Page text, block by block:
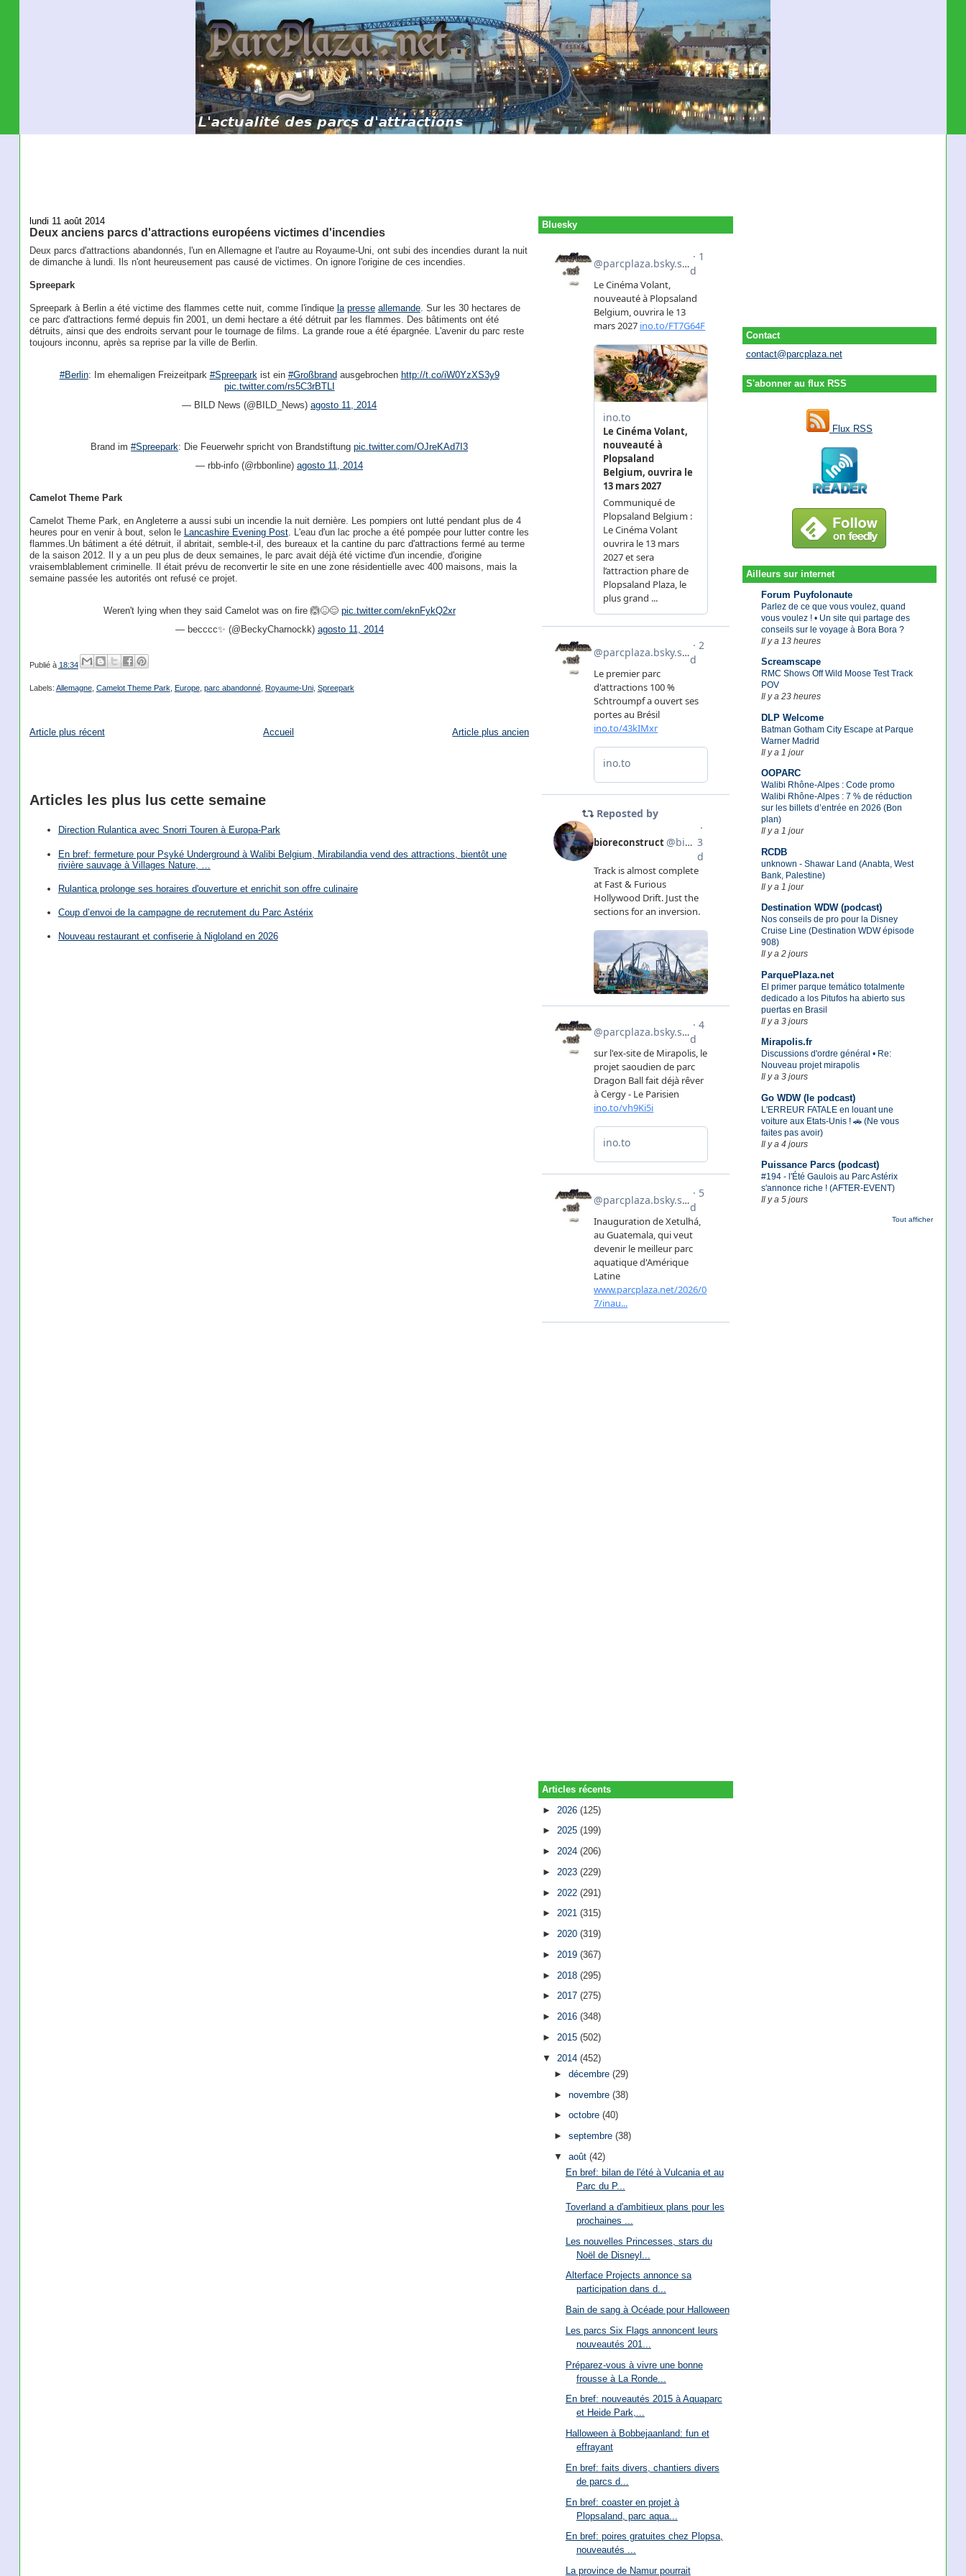
Contact
contact@parcplaza.net
S'abonner au flux RSS
Flux RSS
Ailleurs sur internet
Forum Puyfolonaute
Parlez de ce que vous voulez, quand
vous voulez ! • Un site qui partage des
conseils sur le voyage à Bora Bora ?
Il y a 13 heures
Screamscape
RMC Shows Off Wild Moose Test Track
POV
Il y a 23 heures
DLP Welcome
Batman Gotham City Escape at Parque
Warner Madrid
Il y a 1 jour
OOPARC
Walibi Rhône-Alpes : Code promo
Walibi Rhône-Alpes : 7 % de réduction
sur les billets d’entrée en 2026 (Bon
plan)
Il y a 1 jour
RCDB
unknown - Shawar Land (Anabta, West
Bank, Palestine)
Il y a 1 jour
Destination WDW (podcast)
Nos conseils de pro pour la Disney
Cruise Line (Destination WDW épisode
908)
Il y a 2 jours
ParquePlaza.net
El primer parque temático totalmente
dedicado a los Pitufos ha abierto sus
puertas en Brasil
Il y a 3 jours
Mirapolis.fr
Discussions d'ordre général • Re:
Nouveau projet mirapolis
Il y a 3 jours
Go WDW (le podcast)
L'ERREUR FATALE en louant une
voiture aux Etats-Unis ! 🚗 (Ne vous
faites pas avoir)
Il y a 4 jours
Puissance Parcs (podcast)
#194 - l'Été Gaulois au Parc Astérix
s'annonce riche ! (AFTER-EVENT)
Il y a 5 jours
Tout afficher
lundi 11 août 2014
Deux anciens parcs d'attractions européens victimes d'incendies
Deux parcs d'attractions abandonnés, l'un en Allemagne et l'autre au Royaume-Uni, ont subi des incendies durant la nuit
de dimanche à lundi. Ils n'ont heureusement pas causé de victimes. On ignore l'origine de ces incendies.
Spreepark
Spreepark à Berlin a été victime des flammes cette nuit, comme l'indique la presse allemande. Sur les 30 hectares de
ce parc d'attractions fermé depuis fin 2001, un demi hectare a été détruit par les flammes. Des bâtiments ont été
détruits, ainsi que des endroits servant pour le tournage de films. La grande roue a été épargnée. L'avenir du parc reste
toujours inconnu, après sa reprise par la ville de Berlin.
#Berlin: Im ehemaligen Freizeitpark #Spreeparkist ein #Großbrand ausgebrochen http://t.co/iW0YzXS3y9
pic.twitter.com/rs5C3rBTLI
— BILD News (@BILD_News)agosto 11, 2014
Brand im#Spreepark: Die Feuerwehr spricht von Brandstiftungpic.twitter.com/OJreKAd7I3
— rbb-info (@rbbonline)agosto 11, 2014
Camelot Theme Park
Camelot Theme Park, en Angleterre a aussi subi un incendie la nuit dernière. Les pompiers ont lutté pendant plus de 4
heures pour en venir à bout, selon le
Lancashire Evening Post. L'eau d'un lac proche a été pompée pour lutter contre les
flammes.Un bátiment a été détruit, il abritait, semble-t-il, des bureaux et la cantine du parc d'attractions fermé au terme
de la saison 2012. Il y a un peu plus de deux semaines, le parc avait déjà été victime d'un incendie, d'origine
vraisemblablement criminelle. Il était prévu de reconvertir le site en une zone résidentielle avec 400 maisons, mais la
semaine passée les autorités ont refusé ce projet.
Weren't lying when they said Camelot was on fire 🙆😖😌 pic.twitter.com/eknFykQ2xr
— becccc✨ (@BeckyCharnockk) agosto 11, 2014
Publié à 18:34
Labels: Allemagne, Camelot Theme Park Europe, parc abandonné, Royaume-Uni, Spreepark
Article plus récent Article plus ancien
Accueil
Articles les plus lus cette semaine
Direction Rulantica avec Snorri Touren à Europa-Park
En bref: fermeture pour Psyké Underground à Walibi Belgium, Mirabilandia vend des attractions, bientôt une
rivière sauvage à Villages Nature, …
Rulantica prolonge ses horaires d'ouverture et enrichit son offre culinaire
Coup d’envoi de la campagne de recrutement du Parc Astérix
Nouveau restaurant et confiserie à Nigloland en 2026
Bluesky
Articles récents
► 2026(125)
►2025(199)
►2024(206)
► 2023(229)
► 2022(291)
►2021(315)
►2020(319)
► 2019(367)
► 2018(295)
►2017(275)
►2016(348)
► 2015(502)
▼ 2014(452)
► décembre (29)
► novembre (38)
► octobre (40)
► septembre (38)
▼ août (42)
En bref: bilan de l'été à Vulcania et au
Parc du P...
Toverland a d'ambitieux plans pour les
prochaines ...
Les nouvelles Princesses, stars du
Noël de Disneyl...
Alterface Projects annonce sa
participation dans d...
Bain de sang à Océade pour Halloween
Les parcs Six Flags annoncent leurs
nouveautés 201...
Préparez-vous à vivre une bonne
frousse à La Ronde...
En bref: nouveautés 2015 à Aquaparc
et Heide Park,...
Halloween à Bobbejaanland: fun et
effrayant
En bref: faits divers, chantiers divers
de parcs d...
En bref: coaster en projet à
Plopsaland, parc aqua...
En bref: poires gratuites chez Plopsa,
nouveautés ...
La province de Namur pourrait